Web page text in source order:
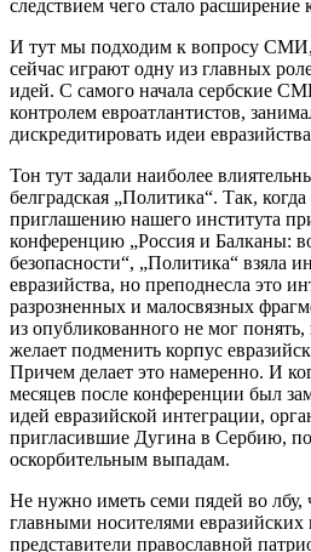
следствием чего стало
И тут мы подходим к вопросу СМИ,
сейчас играют одну из главных
идей. С самого начала сербские
контролем евроатлантистов,
дискредитировать идеи
Тон тут задали наиболее
белградская „Политика“. Так,
приглашению нашего института
конференцию „Россия и Балканы:
безопасности“, „Политика“ взяла
евразийства, но преподнесла это
разрозненных и малосвязных
из опубликованного не мог понять,
желает подменить корпус
Причем делает это намеренно. И
месяцев после конференции был
идей евразийской интеграции,
пригласившие Дугина в Сербию,
оскорбительным выпадам.
Не нужно иметь семи пядей во лбу,
главными носителями
представители православной